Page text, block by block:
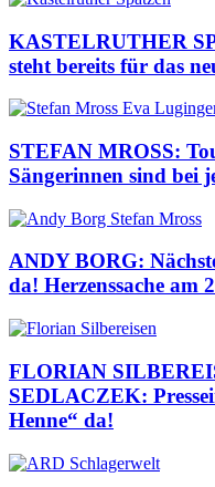
KASTELRUTHER
steht bereits für das
STEFAN MROSS:
Sängerinnen sind bei
ANDY BORG:
da! Herzenssache am
FLORIAN
SEDLACZEK:
Henne“ da!